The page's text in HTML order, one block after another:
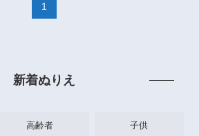
1
新着ぬりえ
高齢者 子供